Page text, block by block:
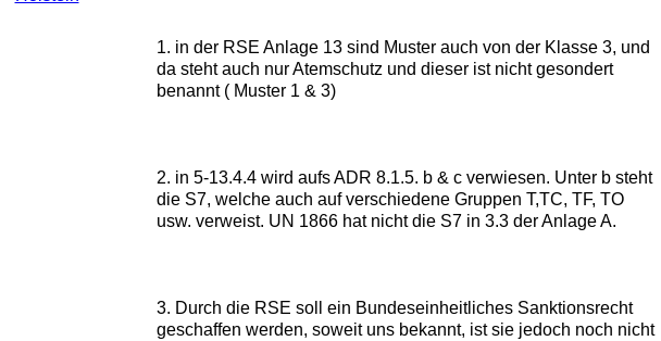
1. in der RSE Anlage 13 sind Muster auch von der Klasse 3, und
da steht auch nur Atemschutz und dieser ist nicht gesondert
benannt ( Muster 1 & 3)
2. in 5-13.4.4 wird aufs ADR 8.1.5. b & c verwiesen. Unter b steht
die S7, welche auch auf verschiedene Gruppen T,TC, TF, TO
usw. verweist. UN 1866 hat nicht die S7 in 3.3 der Anlage A.
3. Durch die RSE soll ein Bundeseinheitliches Sanktionsrecht
geschaffen werden, soweit uns bekannt, ist sie jedoch noch nicht